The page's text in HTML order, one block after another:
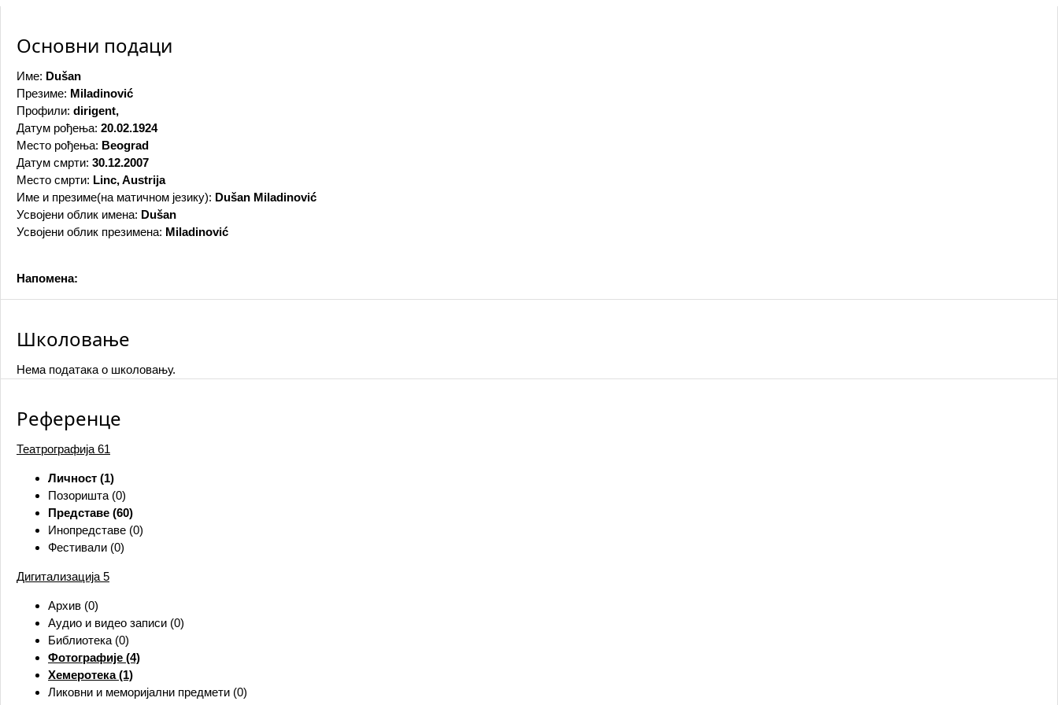
Основни подаци
Име: Dušan
Презиме: Miladinović
Профили: dirigent,
Датум рођења: 20.02.1924
Место рођења: Beograd
Датум смрти: 30.12.2007
Место смрти: Linc, Austrija
Име и презиме(на матичном језику): Dušan Miladinović
Усвојени облик имена: Dušan
Усвојени облик презимена: Miladinović
Напомена:
Школовање
Нема података о школовању.
Референце
Театрографија 61
Личност (1)
Позоришта (0)
Представе (60)
Инопредставе (0)
Фестивали (0)
Дигитализација 5
Архив (0)
Аудио и видео записи (0)
Библиотека (0)
Фотографије (4)
Хемеротека (1)
Ликовни и меморијални предмети (0)